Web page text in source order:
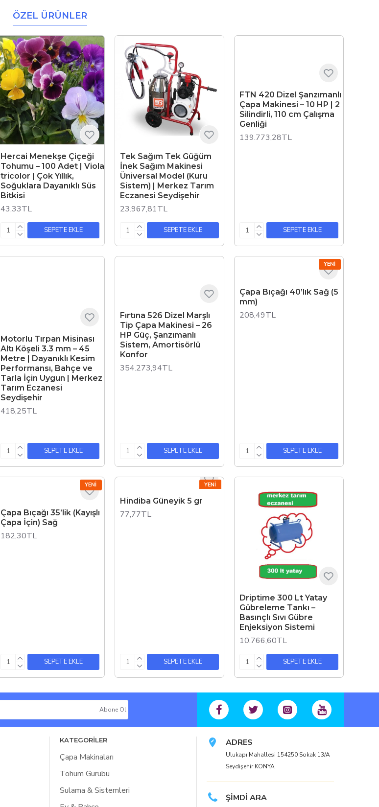
ÖZEL ÜRÜNLER
Hercai Menekşe Çiçeği
Tohumu – 100 Adet | Viola
tricolor | Çok Yıllık,
Soğuklara Dayanıklı Süs
Bitkisi
43,33TL
SEPETE EKLE
Tek Sağım Tek Güğüm
İnek Sağım Makinesi
Üniversal Model (Kuru
Sistem) | Merkez Tarım
Eczanesi Seydişehir
23.967,81TL
SEPETE EKLE
FTN 420 Dizel Şanzımanlı
Çapa Makinesi – 10 HP | 2
Silindirli, 110 cm Çalışma
Genliği
139.773,28TL
SEPETE EKLE
Motorlu Tırpan Misinası
Altı Köşeli 3.3 mm – 45
Metre | Dayanıklı Kesim
Performansı, Bahçe ve
Tarla İçin Uygun | Merkez
Tarım Eczanesi
Seydişehir
418,25TL
SEPETE EKLE
Fırtına 526 Dizel Marşlı
Tip Çapa Makinesi – 26
HP Güç, Şanzımanlı
Sistem, Amortisörlü
Konfor
354.273,94TL
SEPETE EKLE
YENI
Çapa Bıçağı 40’lık Sağ (5
mm)
208,49TL
SEPETE EKLE
YENI
Çapa Bıçağı 35’lik (Kayışlı
Çapa İçin) Sağ
182,30TL
SEPETE EKLE
YENI
Hindiba Güneyik 5 gr
77,77TL
SEPETE EKLE
Driptime 300 Lt Yatay
Gübreleme Tankı –
Basınçlı Sıvı Gübre
Enjeksiyon Sistemi
10.766,60TL
SEPETE EKLE
Abone Ol
KATEGORİLER
Çapa Makinaları
Tohum Gurubu
Sulama & Sistemleri
ADRES
Ulukapı Mahallesi 154250 Sokak 13/A
Seydişehir KONYA
ŞİMDİ ARA